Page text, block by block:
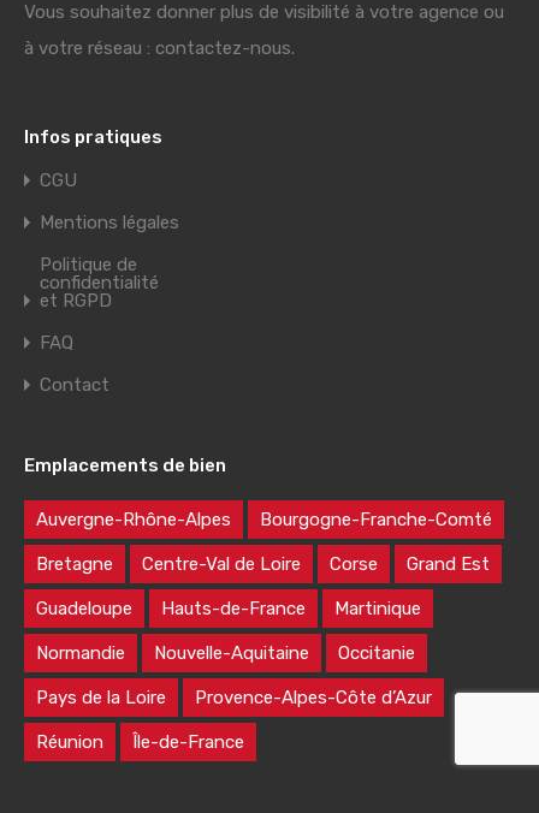
Vous souhaitez donner plus de visibilité à votre agence ou
à votre réseau : contactez-nous.
Infos pratiques
CGU
Mentions légales
Politique de
confidentialité
et RGPD
FAQ
Contact
Emplacements de bien
Auvergne-Rhône-Alpes Bourgogne-Franche-Comté
Bretagne Centre-Val de Loire Corse Grand Est
Guadeloupe Hauts-de-France Martinique
Normandie Nouvelle-Aquitaine Occitanie
Pays de la Loire Provence-Alpes-Côte d’Azur
Réunion Île-de-France